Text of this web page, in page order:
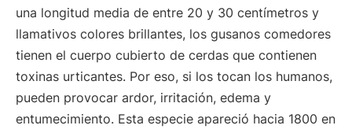
una longitud media de entre 20 y 30 centímetros y
llamativos colores brillantes, los gusanos comedores
tienen el cuerpo cubierto de cerdas que contienen
toxinas urticantes. Por eso, si los tocan los humanos,
pueden provocar ardor, irritación, edema y
entumecimiento. Esta especie apareció hacia 1800 en